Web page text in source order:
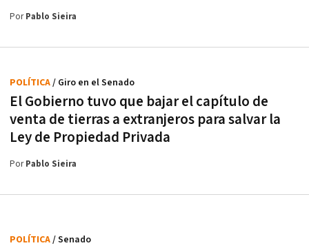
PorPablo Sieira
El Gobierno tuvo que bajar el capítulo de
venta de tierras a extranjeros para salvar la
Ley de Propiedad Privada
POLÍTICA/ Giro en el Senado
PorPablo Sieira
POLÍTICA/ Senado